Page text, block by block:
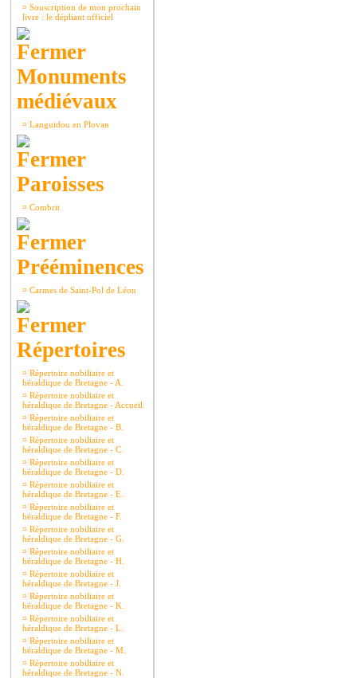
¤ Souscription de mon prochain
livre : le dépliant officiel
Monuments
médiévaux
¤ Languidou en Plovan
Paroisses
¤ Combrit
Prééminences
¤ Carmes de Saint-Pol de Léon
Répertoires
¤ Répertoire nobiliaire et
héraldique de Bretagne - A.
¤ Répertoire nobiliaire et
héraldique de Bretagne - Accueil.
¤ Répertoire nobiliaire et
héraldique de Bretagne - B.
¤ Répertoire nobiliaire et
héraldique de Bretagne - C.
¤ Répertoire nobiliaire et
héraldique de Bretagne - D.
¤ Répertoire nobiliaire et
héraldique de Bretagne - E.
¤ Répertoire nobiliaire et
héraldique de Bretagne - F.
¤ Répertoire nobiliaire et
héraldique de Bretagne - G.
¤ Répertoire nobiliaire et
héraldique de Bretagne - H.
¤ Répertoire nobiliaire et
héraldique de Bretagne - J.
¤ Répertoire nobiliaire et
héraldique de Bretagne - K.
¤ Répertoire nobiliaire et
héraldique de Bretagne - L.
¤ Répertoire nobiliaire et
héraldique de Bretagne - M.
¤ Répertoire nobiliaire et
héraldique de Bretagne - N.